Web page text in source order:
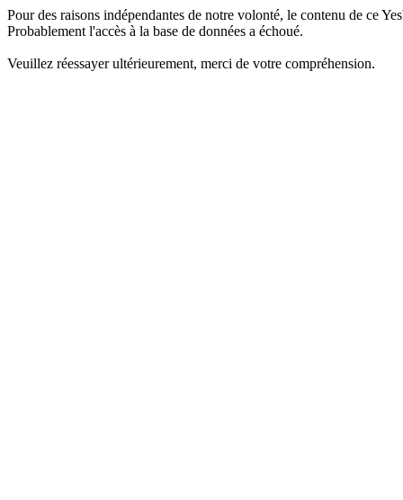
Pour des raisons indépendantes de notre volonté, le contenu de ce
Probablement l'accès à la base de données a échoué.
Veuillez réessayer ultérieurement, merci de votre compréhension.